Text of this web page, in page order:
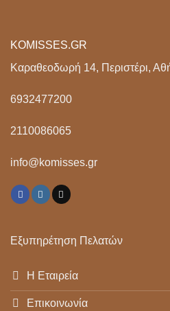
Εξυπηρέτηση Πελατών
Η Εταιρεία
Επικοινωνία
KOMISSES.GR
Καραθεοδωρή 14, Περιστέρι,
6932477200
2110086065
info@komisses.gr